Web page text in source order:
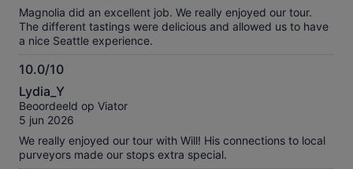
Magnolia did an excellent job. We really enjoyed our tour.
The different tastings were delicious and allowed us to have
a nice Seattle experience.
10.0/10
10.0
van
10
Lydia_Y
Beoordeeld op Viator
5 jun 2026
We really enjoyed our tour with Will! His connections to local
purveyors made our stops extra special.